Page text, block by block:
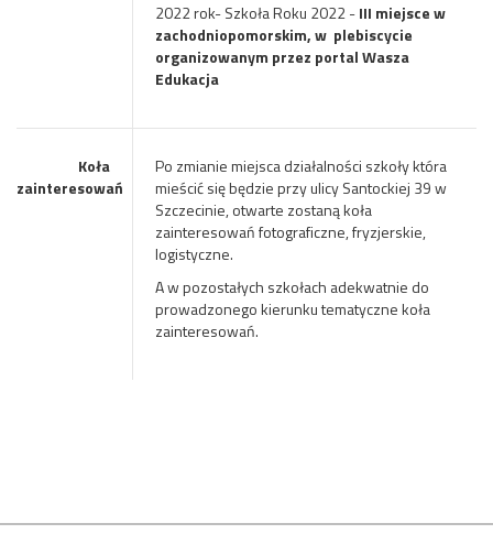
2022 rok- Szkoła Roku 2022 -III miejsce w
zachodniopomorskim, w plebiscycie
organizowanym przez portal Wasza
Edukacja
Koła
zainteresowań
Po zmianie miejsca działalności szkoły która
mieścić się będzie przy ulicy Santockiej 39 w
Szczecinie, otwarte zostaną koła
zainteresowań fotograficzne, fryzjerskie,
logistyczne.
A w pozostałych szkołach adekwatnie do
prowadzonego kierunku tematyczne koła
zainteresowań.